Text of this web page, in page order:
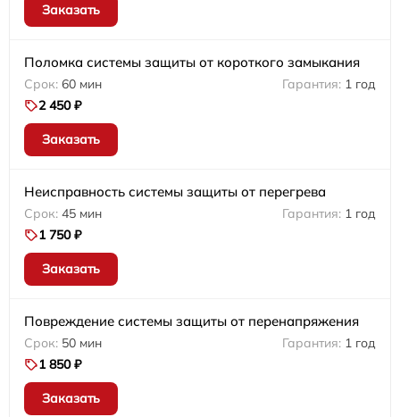
Заказать
Поломка системы защиты от короткого замыкания
60 мин
1 год
2 450 ₽
Заказать
Неисправность системы защиты от перегрева
45 мин
1 год
1 750 ₽
Заказать
Повреждение системы защиты от перенапряжения
50 мин
1 год
1 850 ₽
Заказать